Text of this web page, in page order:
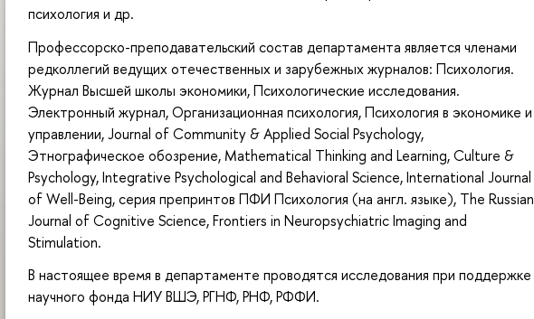
психология и др.
Профессорско-преподавательский состав департамента является членами
редколлегий ведущих отечественных и зарубежных журналов: Психология.
Журнал Высшей школы экономики, Психологические исследования.
Электронный журнал, Организационная психология, Психология в экономике и
управлении, Journal of Community & Applied Social Psychology,
Этнографическое обозрение, Mathematical Thinking and Learning, Culture &
Psychology, Integrative Psychological and Behavioral Science, International Journal
of Well-Being, серия препринтов ПФИ Психология (на англ. языке), The Russian
Journal of Cognitive Science, Frontiers in Neuropsychiatric Imaging and
Stimulation.
В настоящее время в департаменте проводятся исследования при поддержке
научного фонда НИУ ВШЭ, РГНФ, РНФ, РФФИ.